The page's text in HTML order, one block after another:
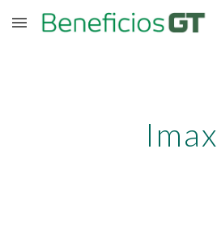
Skip to main content
Imax